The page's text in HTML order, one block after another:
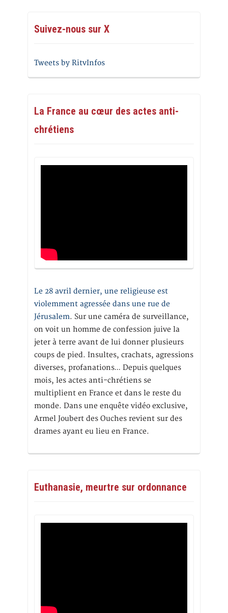
Suivez-nous sur X
Tweets by RitvInfos
La France au cœur des actes anti-
chrétiens
Le 28 avril dernier, une religieuse est
violemment agressée dans une rue de
Jérusalem. Sur une caméra de surveillance,
on voit un homme de confession juive la
jeter à terre avant de lui donner plusieurs
coups de pied. Insultes, crachats, agressions
diverses, profanations… Depuis quelques
mois, les actes anti-chrétiens se
multiplient en France et dans le reste du
monde. Dans une enquête vidéo exclusive,
Armel Joubert des Ouches revient sur des
drames ayant eu lieu en France.
Euthanasie, meurtre sur ordonnance